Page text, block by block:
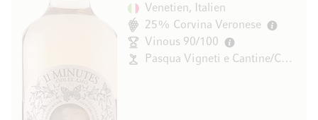
Venetien, Italien
25% Corvina Veronese
Vinous 90/100
Pasqua Vigneti e Cantine/Cecilia Beretta